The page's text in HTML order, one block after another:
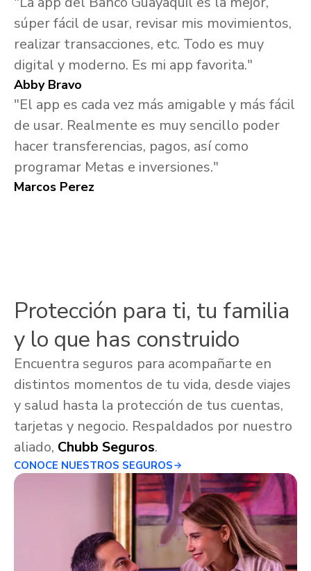
súper fácil de usar, revisar mis movimientos,
realizar transacciones, etc. Todo es muy
digital y moderno. Es mi app favorita."
Abby Bravo
"El app es cada vez más amigable y más fácil
de usar. Realmente es muy sencillo poder
hacer transferencias, pagos, así como
programar Metas e inversiones."
Marcos Perez
Protección para ti, tu familia
y lo que has construido
Encuentra seguros para acompañarte en
distintos momentos de tu vida, desde viajes
y salud hasta la protección de tus cuentas,
tarjetas y negocio. Respaldados por nuestro
aliado, Chubb Seguros.
CONOCE NUESTROS SEGUROS